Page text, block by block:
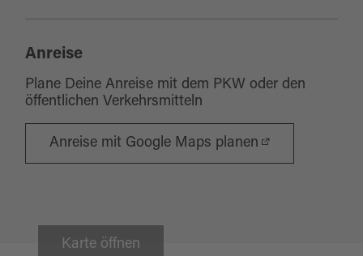
Anreise
Plane Deine Anreise mit dem PKW oder den
öffentlichen Verkehrsmitteln
Anreise mit Google Maps planen
Karte öffnen